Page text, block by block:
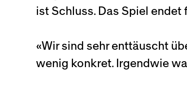
ist Schluss. Das Spiel endet
«Wir sind sehr enttäuscht
wenig konkret. Irgendwie